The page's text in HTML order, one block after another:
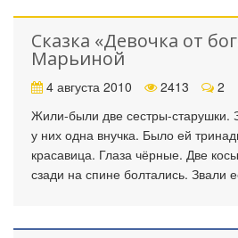
Сказка «Девочка от
Марьиной
4 августа 2010 2413
2
Жили-были две сестры-
у них одна внучка. Было ей
красавица. Глаза чёрные. Две
сзади на спине болтались. Звали